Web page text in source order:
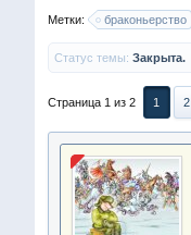
Метки: браконьерство
Статус темы: Закрыта.
Страница 1 из 2 1 2